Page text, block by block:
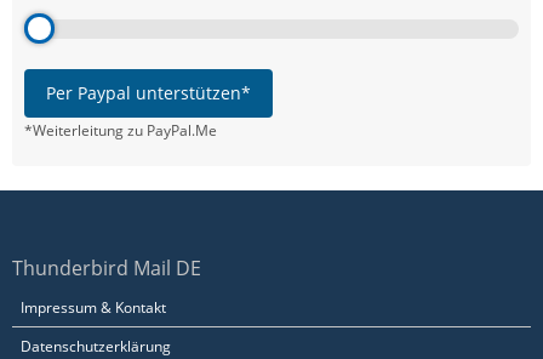
Per Paypal unterstützen*
*Weiterleitung zu PayPal.Me
Thunderbird Mail DE
Impressum & Kontakt
Datenschutzerklärung